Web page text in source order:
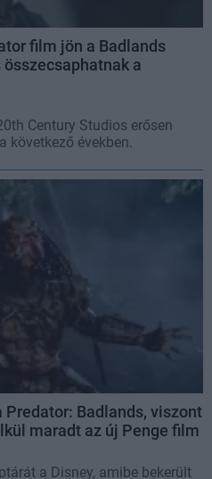
film jön a Badlands
a
Century Studios erősen
következő években.
Badlands, viszont
maradt az új Penge film
a Disney, amibe bekerült